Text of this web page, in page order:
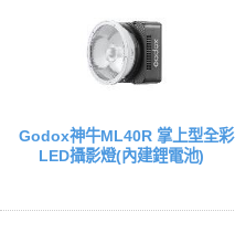
Godox神牛ML40R 掌上型全彩
LED攝影燈(內建鋰電池)